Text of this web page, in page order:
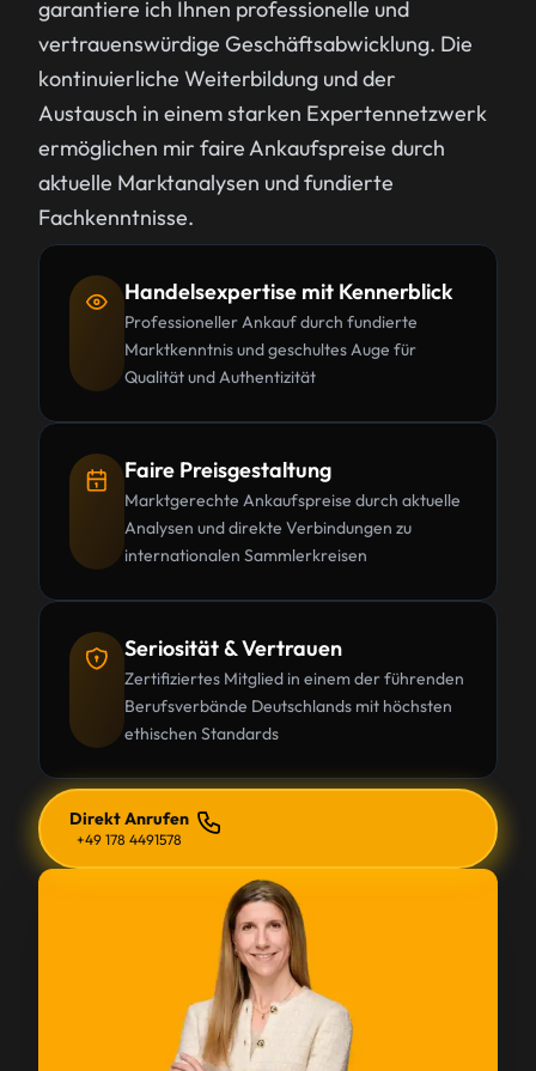
garantiere ich Ihnen professionelle und
vertrauenswürdige Geschäftsabwicklung. Die
kontinuierliche Weiterbildung und der
Austausch in einem starken Expertennetzwerk
ermöglichen mir faire Ankaufspreise durch
aktuelle Marktanalysen und fundierte
Fachkenntnisse.
Handelsexpertise mit Kennerblick
Professioneller Ankauf durch fundierte
Marktkenntnis und geschultes Auge für
Qualität und Authentizität
Faire Preisgestaltung
Marktgerechte Ankaufspreise durch aktuelle
Analysen und direkte Verbindungen zu
internationalen Sammlerkreisen
Seriosität & Vertrauen
Zertifiziertes Mitglied in einem der führenden
Berufsverbände Deutschlands mit höchsten
ethischen Standards
Direkt Anrufen
+49 178 4491578